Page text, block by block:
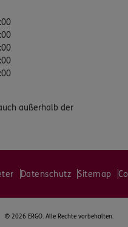
außerhalb der
Datenschutz Sitemap
© 2026 ERGO. Alle Rechte vorbehalten.